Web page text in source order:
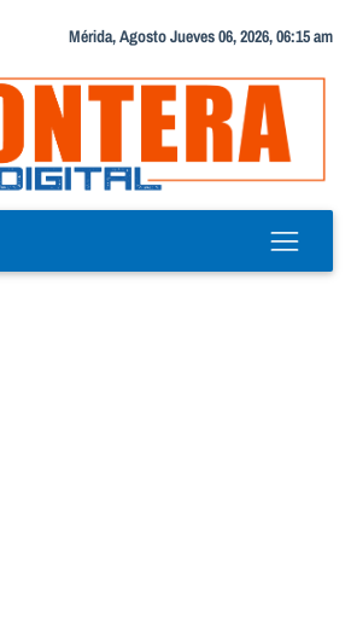
Mérida, Agosto Jueves 06, 2026, 06:15 am